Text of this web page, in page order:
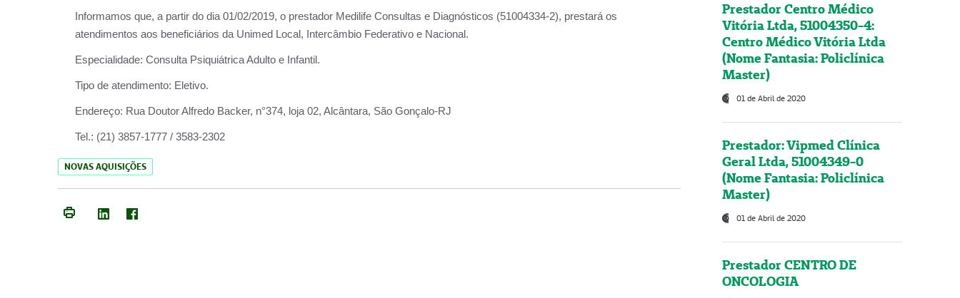
Informamos que, a partir do dia 01/02/2019, o prestador Medilife Consultas e Diagnósticos (51004334-2), prestará os
atendimentos aos beneficiários da Unimed Local, Intercâmbio Federativo e Nacional.
Especialidade: Consulta Psiquiátrica Adulto e Infantil.
Tipo de atendimento: Eletivo.
Endereço: Rua Doutor Alfredo Backer, n°374, loja 02, Alcântara, São Gonçalo-RJ
Tel.: (21) 3857-1777 / 3583-2302
NOVAS AQUISIÇÕES
Prestador Centro Médico
Vitória Ltda, 51004350-4:
Centro Médico Vitória Ltda
(Nome Fantasia: Policlínica
Master)
01 de Abril de 2020
Prestador: Vipmed Clínica
Geral Ltda, 51004349-0
(Nome Fantasia: Policlínica
Master)
01 de Abril de 2020
Prestador CENTRO DE
ONCOLOGIA